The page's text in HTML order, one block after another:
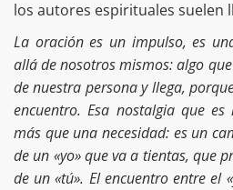
los autores espirituales suelen
La oración es un impulso, es
allá de nosotros mismos: algo
de nuestra persona y llega,
encuentro. Esa nostalgia que
más que una necesidad: es un
de un «yo» que va a tientas, que
de un «tú». El encuentro entre el